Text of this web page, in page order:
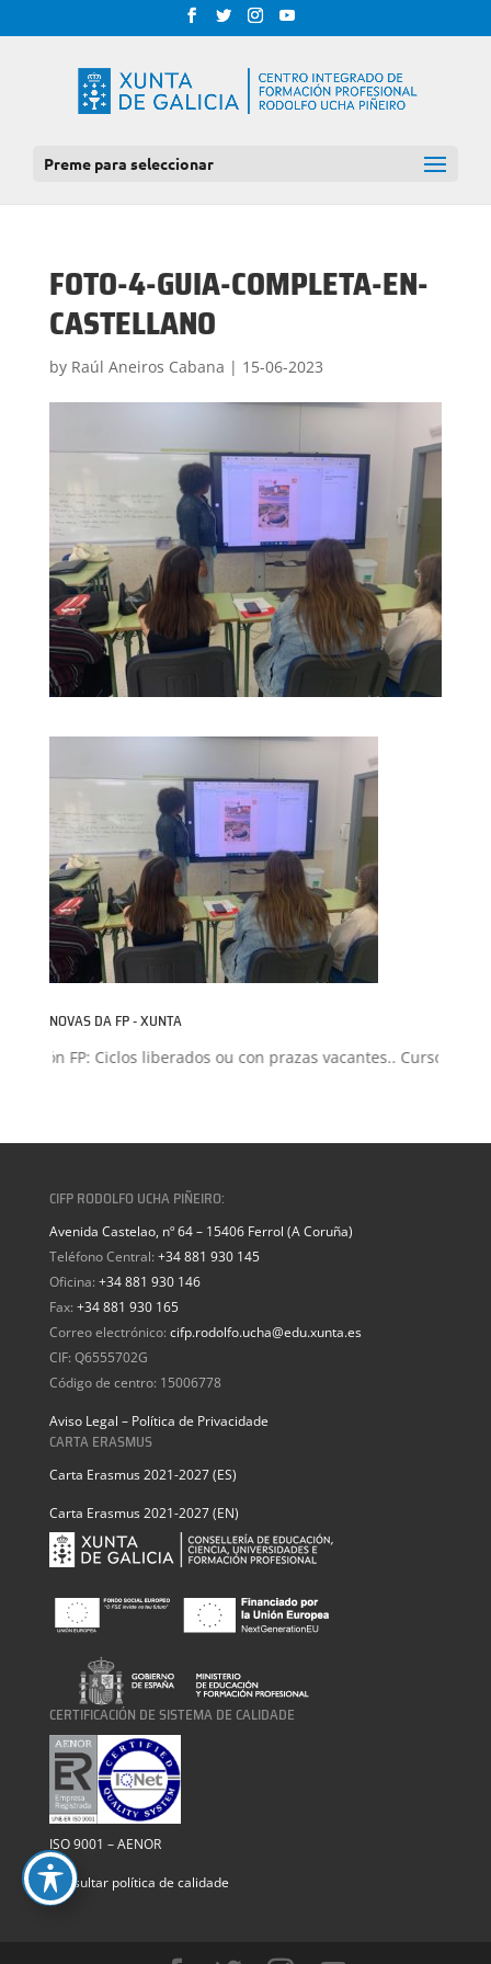
Preme para seleccionar
FOTO-4-GUIA-COMPLETA-EN-
CASTELLANO
by Raúl Aneiros Cabana | 15-06-2023
NOVAS DA FP - XUNTA
FP: Ciclos liberados ou con prazas vacantes.. Curso 2026-
CIFP RODOLFO UCHA PIÑEIRO:
Avenida Castelao, nº 64 – 15406 Ferrol (A Coruña)
Teléfono Central: +34 881 930 145
Oficina: +34 881 930 146
Fax: +34 881 930 165
Correo electrónico: cifp.rodolfo.ucha@edu.xunta.es
CIF: Q6555702G
Código de centro: 15006778
Aviso Legal – Política de Privacidade
CARTA ERASMUS
Carta Erasmus 2021-2027 (ES)
Carta Erasmus 2021-2027 (EN)
CERTIFICACIÓN DE SISTEMA DE CALIDADE
ISO 9001 – AENOR
Consultar política de calidade